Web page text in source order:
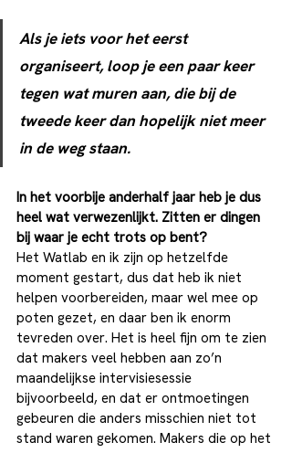
Als je iets voor het eerst
organiseert, loop je een paar keer
tegen wat muren aan, die bij de
tweede keer dan hopelijk niet meer
in de weg staan.
In het voorbije anderhalf jaar heb je dus
heel wat verwezenlijkt. Zitten er dingen
bij waar je echt trots op bent?
Het Watlab en ik zijn op hetzelfde
moment gestart, dus dat heb ik niet
helpen voorbereiden, maar wel mee op
poten gezet, en daar ben ik enorm
tevreden over. Het is heel fijn om te zien
dat makers veel hebben aan zo’n
maandelijkse intervisiesessie
bijvoorbeeld, en dat er ontmoetingen
gebeuren die anders misschien niet tot
stand waren gekomen. Makers die op het